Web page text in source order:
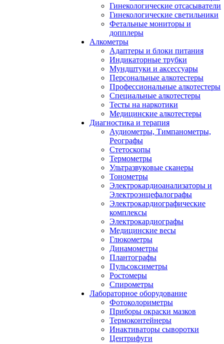
Гинекологические отсасыватели
Гинекологические светильники
Фетальные мониторы и
допплеры
Алкометры
Адаптеры и блоки питания
Индикаторные трубки
Мундштуки и аксессуары
Персональные алкотестеры
Профессиональные алкотестеры
Специальные алкотестеры
Тесты на наркотики
Медицинские алкотестеры
Диагностика и терапия
Аудиометры, Тимпанометры,
Реографы
Стетоскопы
Термометры
Ультразвуковые сканеры
Тонометры
Электрокардиоанализаторы и
Электроэнцефалографы
Электрокардиографические
комплексы
Электрокардиографы
Медицинские весы
Глюкометры
Динамометры
Плантографы
Пульсоксиметры
Ростомеры
Спирометры
Лабораторное оборудование
Фотоколориметры
Приборы окраски мазков
Термоконтейнеры
Инактиваторы сыворотки
Центрифуги